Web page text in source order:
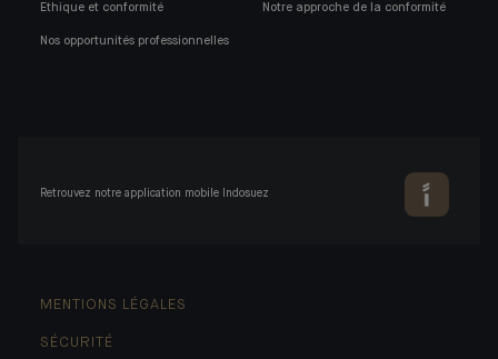
Ethique et conformité
Nos opportunités professionnelles
Notre approche de la conformité
Retrouvez notre application mobile Indosuez
MENTIONS LÉGALES
SÉCURITÉ